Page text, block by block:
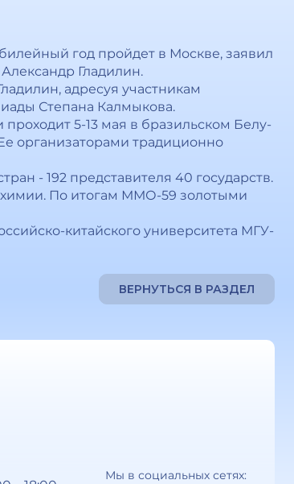
год пройдет в Москве, заявил
Гладилин.
адресуя участникам
Степана Калмыкова.
5-13 мая в бразильском Белу-
организаторами традиционно
- 192 представителя 40 государств.
химии. По итогам ММО-59 золотыми
китайского университета МГУ-
ВЕРНУТЬСЯ В РАЗДЕЛ
Мы в социальных сетях: